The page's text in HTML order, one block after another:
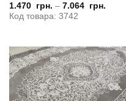
1.470 грн. – 7.064 грн.
Код товара: 3742
Добавить
в
избранное